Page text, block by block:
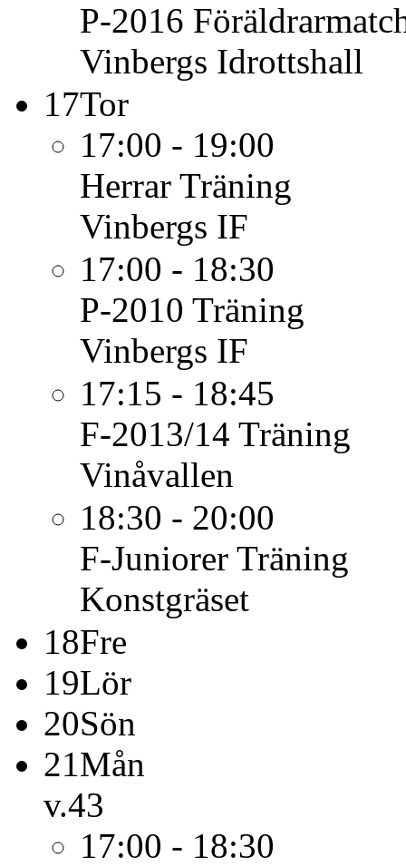
P-2016
Vinbergs Idrottshall
17Tor
17:00 - 19:00
Herrar Träning
Vinbergs IF
17:00 - 18:30
P-2010 Träning
Vinbergs IF
17:15 - 18:45
F-2013/14 Träning
Vinåvallen
18:30 - 20:00
F-Juniorer Träning
Konstgräset
18Fre
19Lör
20Sön
21Mån
v.43
17:00 - 18:30